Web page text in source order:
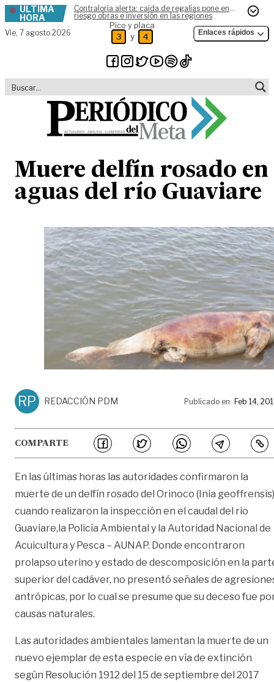
Skip to content
ÚLTIMA
HORA
Contraloría alerta: caída de regalías pone en
riesgo obras e inversión en las regiones
Vie, 7 agosto 2026
Pico y placa
3 y 4 Enlaces rápidos
Muere delfín rosado en
aguas del río Guaviare
RP REDACCIÓN PDM Publicado en Feb 14,
COMPARTE
En las últimas horas las autoridades confirmaron la
muerte de un delfín rosado del Orinoco (Inia
cuando realizaron la inspección en el caudal del rio
Guaviare,la Policía Ambiental y la Autoridad Nacional de
Acuicultura y Pesca – AUNAP. Donde encontraron
prolapso uterino y estado de descomposición en la
superior del cadáver, no presentó señales de
antrópicas, por lo cual se presume que su deceso fue
causas naturales.
Las autoridades ambientales lamentan la muerte de un
nuevo ejemplar de esta especie en vía de extinción
según Resolución 1912 del 15 de septiembre del 2017